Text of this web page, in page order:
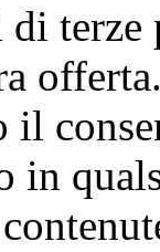
terze
il
in